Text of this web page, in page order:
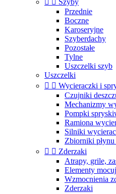
  Szyby
Przednie
Boczne
Karoseryjne
Szyberdachy
Pozostałe
Tylne
Uszczelki szyb
Uszczelki
  Wycieraczki i
Czujniki
Mechanizmy
Pompki
Ramiona
Silniki
Zbiorniki
  Zderzaki
Atrapy, grile,
Elementy
Wzmocnienia
Zderzaki